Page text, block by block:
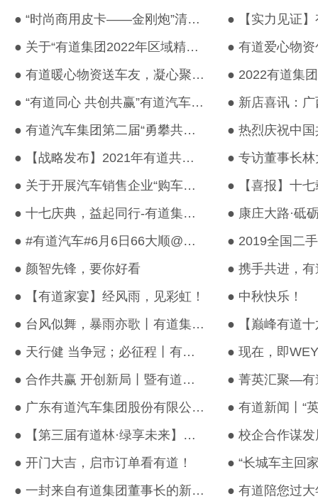
● “时尚商用皮卡——金刚炮”清远地区上市发布会圆满成功！
● 关于“有道集团2022年区域精品服务商”招标公告
● 有道暖心物资送车友，凝心聚力抗疫情
● “有道同心 共创共赢”有道汽车集团年度经营管理会议圆满成功
● 有道汽车集团第二届“勇攀共创路·共赢大变局”共创大会圆满结束...
● 【战略发布】2021年有道共创大会与产业链合作伙伴共创共赢
● 关于开展汽车销售企业“购车补助二维码”申领的流程
● 十七庆典，益起同行-有道集团三省联动公益行
● #有道汽车#6月6日66大顺@中国百强
● 颜智先锋，要你好看
● 携手共进，
● 【有道家宴】经风雨，见彩虹！
● 中秋快乐！
● 台风似舞，暴雨亦歌丨有道集团万人团购惠盛况空前
● 天行健 当争冠；必征程丨有道集团2018上半年经营会议圆满召开
● 合作共赢 开创新局丨暨有道集团&中国建设银行广东省分行银企战略...
● 广东有道汽车集团股份有限公司物品采购招标
● 【第三届有道林·绿享未来】呵护环境·播种希望—有道集团助力成...
● 开门大吉，启市订单看有道！
● 一封来自有道集团董事长的新春祝福